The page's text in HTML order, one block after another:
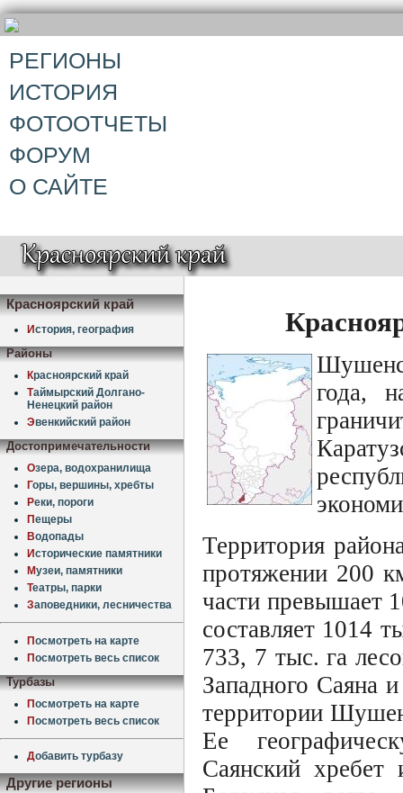
РЕГИОНЫ
ИСТОРИЯ
ФОТООТЧЕТЫ
ФОРУМ
О САЙТЕ
Красноярский край
История, география
Районы
Красноярский край
Таймырский Долгано-
Ненецкий район
Эвенкийский район
Достопримечательности
Озера, водохранилища
Горы, вершины, хребты
Реки, пороги
Пещеры
Водопады
Исторические памятники
Музеи, памятники
Театры, парки
Заповедники, лесничества
Посмотреть на карте
Посмотреть весь список
Турбазы
Посмотреть на карте
Посмотреть весь список
Добавить турбазу
Другие регионы
года,
Территория
протяжении 200
части превышает
составляет 1014
733, 7 тыс. га
Западного Саяна
территории
Ее
Саянский